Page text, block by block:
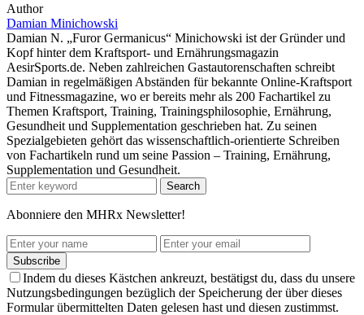
Author
Damian Minichowski
Damian N. „Furor Germanicus“ Minichowski ist der Gründer und
Kopf hinter dem Kraftsport- und Ernährungsmagazin
AesirSports.de. Neben zahlreichen Gastautorenschaften schreibt
Damian in regelmäßigen Abständen für bekannte Online-Kraftsport
und Fitnessmagazine, wo er bereits mehr als 200 Fachartikel zu
Themen Kraftsport, Training, Trainingsphilosophie, Ernährung,
Gesundheit und Supplementation geschrieben hat. Zu seinen
Spezialgebieten gehört das wissenschaftlich-orientierte Schreiben
von Fachartikeln rund um seine Passion – Training, Ernährung,
Supplementation und Gesundheit.
Search
Abonniere den MHRx Newsletter!
Subscribe
Indem du dieses Kästchen ankreuzt, bestätigst du, dass du unsere
Nutzungsbedingungen bezüglich der Speicherung der über dieses
Formular übermittelten Daten gelesen hast und diesen zustimmst.